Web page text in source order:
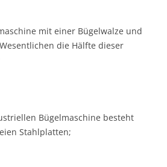
mit einer Bügelwalze und
die Hälfte dieser
Bügelmaschine besteht
Stahlplatten;